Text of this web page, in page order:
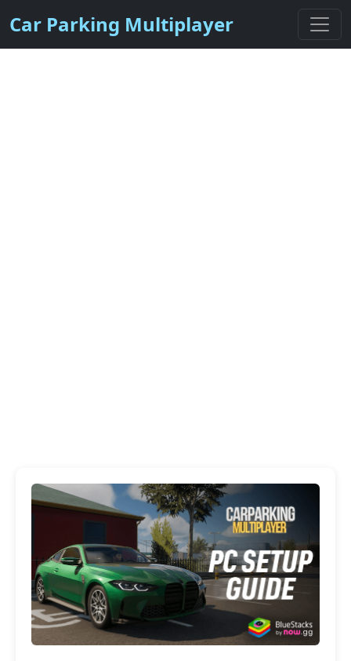
Car Parking Multiplayer